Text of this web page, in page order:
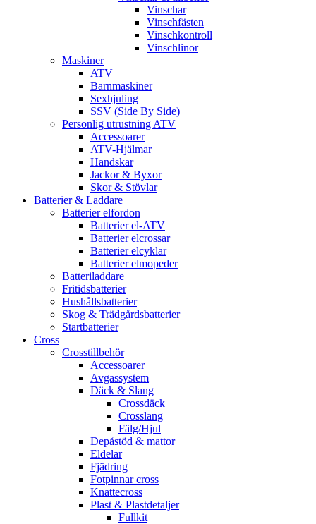
Vinschar
Vinschfästen
Vinschkontroll
Vinschlinor
Maskiner
ATV
Barnmaskiner
Sexhjuling
SSV (Side By Side)
Personlig utrustning ATV
Accessoarer
ATV-Hjälmar
Handskar
Jackor & Byxor
Skor & Stövlar
Batterier & Laddare
Batterier elfordon
Batterier el-ATV
Batterier elcrossar
Batterier elcyklar
Batterier elmopeder
Batteriladdare
Fritidsbatterier
Hushållsbatterier
Skog & Trädgårdsbatterier
Startbatterier
Cross
Crosstillbehör
Accessoarer
Avgassystem
Däck & Slang
Crossdäck
Crosslang
Fälg/Hjul
Depåstöd & mattor
Eldelar
Fjädring
Fotpinnar cross
Knattecross
Plast & Plastdetaljer
Fullkit